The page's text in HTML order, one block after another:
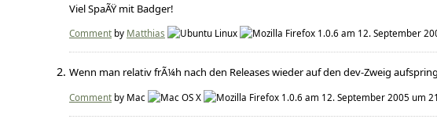
Viel SpaÃŸ mit Badger!
Comment by Matthias am 12. September
Wenn man relativ frÃ¼h nach den Releases wieder auf den dev-Zweig
Comment by Mac am 12. September 2005 um